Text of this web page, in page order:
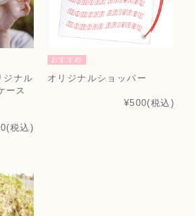
ジナル
ース
(税込)
おすすめ
オリジナルショッパー
¥500(税込)